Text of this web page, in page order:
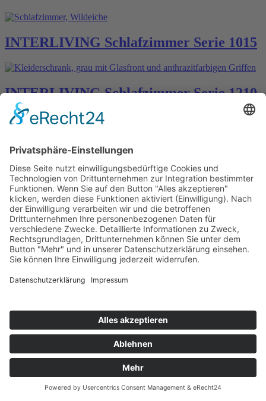
INTERLIVING Schlafzimmer Serie 1015
INTERLIVING Schlafzimmer Serie 1210
INTERLIVING wurde ausgezeichnet!
INTERLIVING Boxspringbett Serie 1402
INTERLIVING Kleiderschrank Serie
1205
INTERLIVING Schlafzimmer Serie 1025